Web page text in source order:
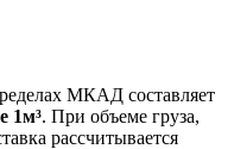
МКАД составляет
1м³. При объеме груза,
рассчитывается